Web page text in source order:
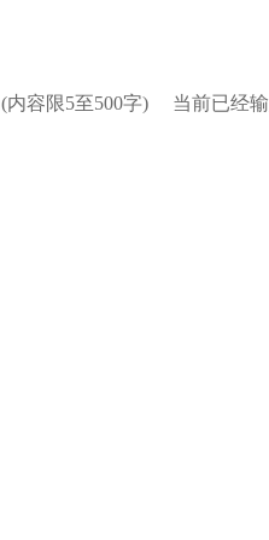
(内容限5至500字) 当前已经输